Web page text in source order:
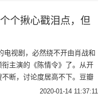
个揪心戳泪点，但
电视剧，必然绕不开由肖战和
衔主演的《陈情令》了。从开
不断，讨论度居高不下。豆瓣
的4.8分一路涨到8.2分，实力
2020-01-14 11:37:11